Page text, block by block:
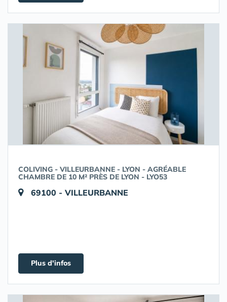
COLIVING - VILLEURBANNE - LYON - AGRÉABLE
CHAMBRE DE 10 M² PRÈS DE LYON - LYO53
69100 - VILLEURBANNE
Plus d'infos